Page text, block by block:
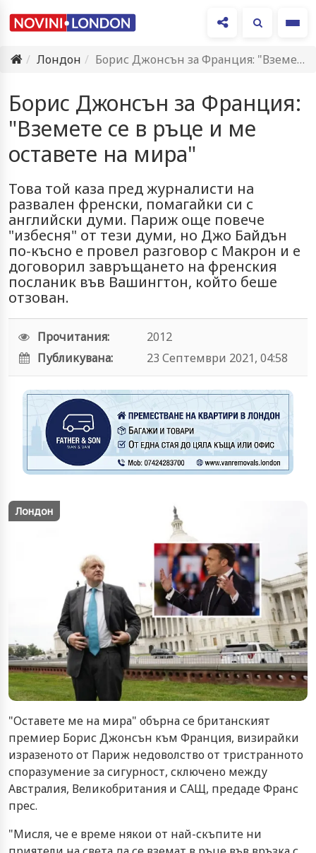
Лондон
Борис Джонсън за Франция: "Вземете се в ръце и ме…
Борис Джонсън за Франция:
"Вземете се в ръце и ме
оставете на мира"
Това той каза пред журналисти на
развален френски, помагайки си с
английски думи. Париж още повече
"избесня" от тези думи, но Джо Байдън
по-късно е провел разговор с Макрон и е
договорил завръщането на френския
посланик във Вашингтон, който беше
отзован.
Прочитания:
2012
Публикувана:
23 Септември 2021, 04:58
Лондон
"Оставете ме на мира" обърна се британският
премиер Борис Джонсън към Франция, визирайки
изразеното от Париж недоволство от тристранното
споразумение за сигурност, сключено между
Австралия, Великобритания и САЩ, предаде Франс
прес.
"Мисля, че е време някои от най-скъпите ни